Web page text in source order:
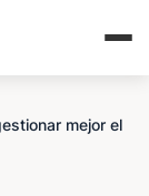
mejor el